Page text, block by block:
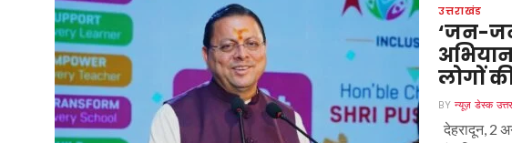
उत्तराखंड
‘जन-
लोगों
BYन्यूज़ डेस्क
देहरादून, 2